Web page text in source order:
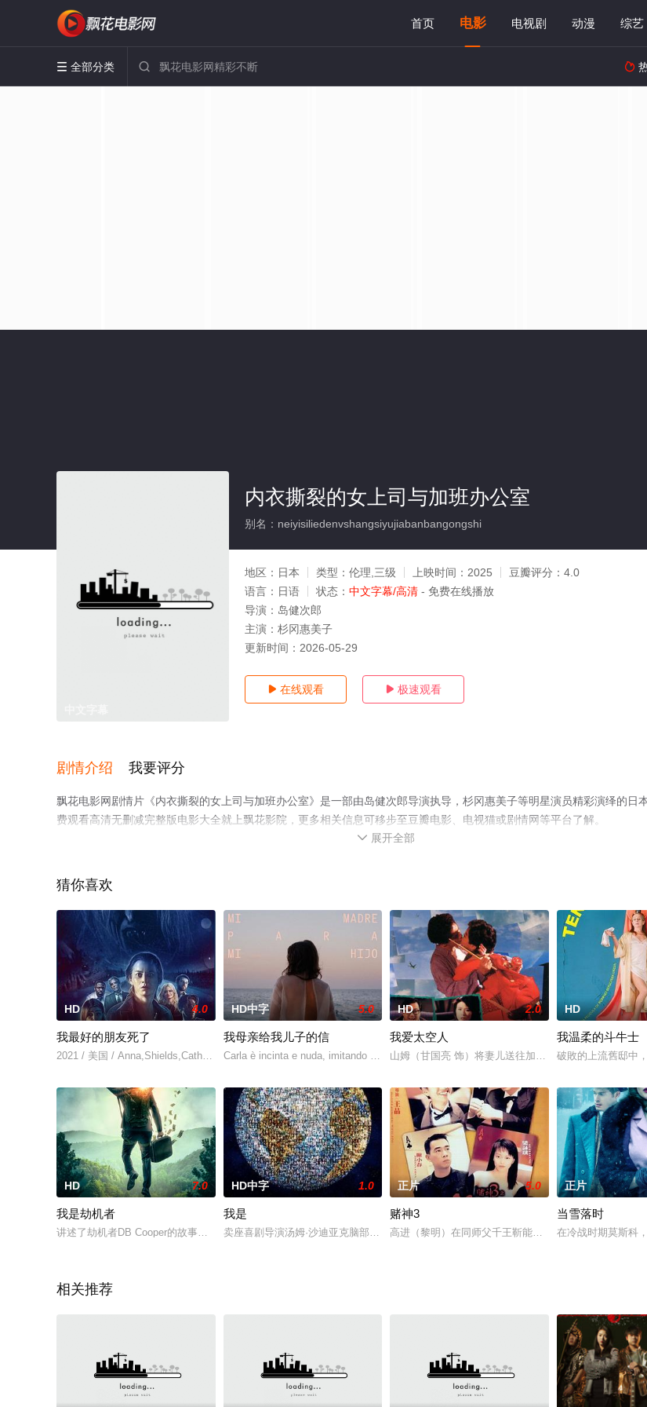
首页 电影 电视剧 动漫 综艺
 全部分类  
内衣撕裂的女上司与加班办公室
别名：neiyisiliedenvshangsiyujiabanbangongshi
地区： 日本 类型： 伦理,三级 上映时间： 2025 豆瓣评分： 4.0
语言： 日语 状态： 中文字幕/高清 - 免费在线播放
导演： 岛健次郎
主演： 杉冈惠美子
更新时间： 2026-05-29
 在线观看  极速观看
剧情介绍 我要评分
飘花电影网剧情片《内衣撕裂的女上司与加班办公室》是一部由岛健次郎导演执导，杉冈惠美子等明星演员精彩演绎的日
费观看高清无删减完整版电影大全就上飘花影院，更多相关信息可移步至豆瓣电影、电视猫或剧情网等平台了解。
 展开全部
猜你喜欢
HD 4.0
我最好的朋友死了
2021 / 美国 / Anna,Shields,Catharine,Daddario
HD中字 5.0
我母亲给我儿子的信
Carla è incinta e nuda, imitando le pose che sua madre assumeva qua
HD 2.0
我爱太空人
山姆（甘国亮 饰）将妻儿送往加拿大后只身一人返回香
HD
我温柔的斗牛士
破敗的上流舊邸中
HD 7.0
我是劫机者
讲述了劫机者DB Cooper的故事，他仍然是PNW最大的谜团之一。
HD中字 1.0
我是
卖座喜剧导演汤姆·沙迪亚克脑部因意外受创，一度徘徊于生死边缘，期间他对探索人生产生
正片 5.0
赌神3
高进（黎明）在同师父千王靳能（钟景辉）学过将近10
正片
当雪落时
在冷战时期莫斯科
相关推荐